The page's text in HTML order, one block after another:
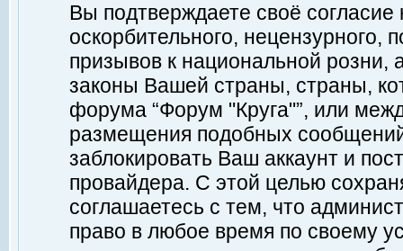
Вы подтверждаете своё
оскорбительного, нецензурного,
призывов к национальной
законы Вашей страны, страны,
форума “Форум "Круга"”, или
размещения подобных
заблокировать Ваш аккаунт и
провайдера. С этой целью
соглашаетесь с тем, что
право в любое время по своему